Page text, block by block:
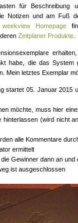
für Beschreibung
Notizen und am Fuß
weekview Homepage
Zeitplaner Produkte
habe, die das System
Mein letztes Exemplar
startet 05. Januar 2015
möchte, muss hier
hinterlassen (wird nicht
alle Kommentare
ermittelt
Gewinner dann an
ist ausgeschlossen